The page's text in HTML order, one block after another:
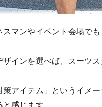
マンやイベント会場でも
インを選べば、スーツ
アイテム」というイメ
と感じます。